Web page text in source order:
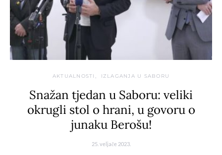
AKTUALNOSTI IZLAGANJA U SABORU
Snažan tjedan u Saboru: veliki
okrugli stol o hrani, u govoru o
junaku Berošu!
25. veljače 2023.